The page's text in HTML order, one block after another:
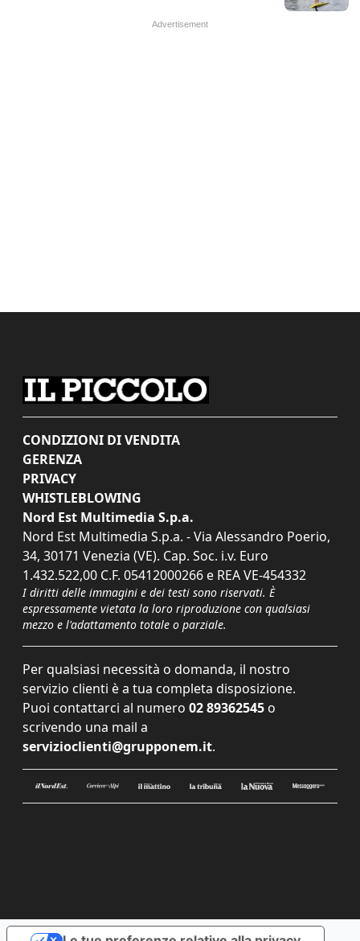
CONDIZIONI DI VENDITA
GERENZA
PRIVACY
WHISTLEBLOWING
Nord Est Multimedia S.p.a.
Nord Est Multimedia S.p.a. - Via Alessandro Poerio,
34, 30171 Venezia (VE). Cap. Soc. i.v. Euro
1.432.522,00 C.F. 05412000266 e REA VE-454332
I diritti delle immagini e dei testi sono riservati. È
espressamente vietata la loro riproduzione con qualsiasi
mezzo e l'adattamento totale o parziale.
Per qualsiasi necessità o domanda, il nostro
servizio clienti è a tua completa disposizione.
Puoi contattarci al numero 02 89362545 o
scrivendo una mail a
servizioclienti@grupponem.it.